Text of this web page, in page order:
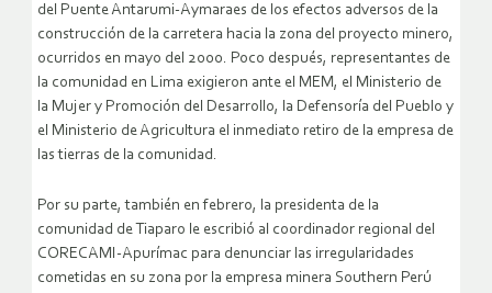
del Puente Antarumi-Aymaraes de los efectos adversos de la
construcción de la carretera hacia la zona del proyecto minero,
ocurridos en mayo del 2000. Poco después, representantes de
la comunidad en Lima exigieron ante el MEM, el Ministerio de
la Mujer y Promoción del Desarrollo, la Defensoría del Pueblo y
el Ministerio de Agricultura el inmediato retiro de la empresa de
las tierras de la comunidad.
Por su parte, también en febrero, la presidenta de la
comunidad de Tiaparo le escribió al coordinador regional del
CORECAMI-Apurímac para denunciar las irregularidades
cometidas en su zona por la empresa minera Southern Perú